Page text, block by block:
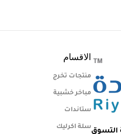
التسوق
الاقسام
منتجات تخرج
مباخر خشبية
ستاندات
سلة اكرليك